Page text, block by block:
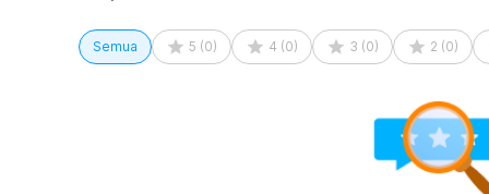
Semua 5 (0) 4 (0) 3 (0) 2 (0)